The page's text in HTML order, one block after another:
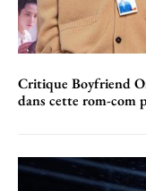
Critique Boyfriend
dans cette rom-com